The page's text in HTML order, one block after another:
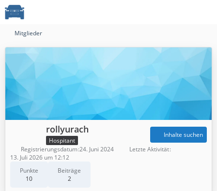
Mitglieder
rollyurach
Hospitant
Punkte
10
Beiträge
2
Inhalte suchen
Registrierungsdatum 24. Juni 2024
Letzte Aktivität
13. Juli 2026 um 12:12